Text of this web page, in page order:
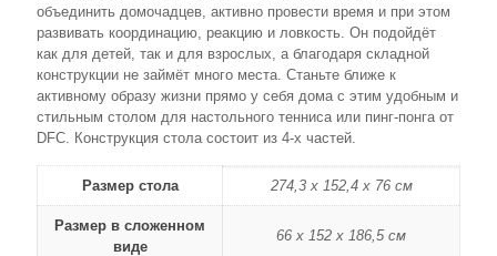
объединить домочадцев, активно провести время и при этом
развивать координацию, реакцию и ловкость. Он подойдёт
как для детей, так и для взрослых, а благодаря складной
конструкции не займёт много места. Станьте ближе к
активному образу жизни прямо у себя дома с этим удобным и
стильным столом для настольного тенниса или пинг-понга от
DFC. Конструкция стола состоит из 4-х частей.
Размер стола 274,3 х 152,4 х 76 см
Размер в сложенном
виде
66 х 152 x 186,5 см